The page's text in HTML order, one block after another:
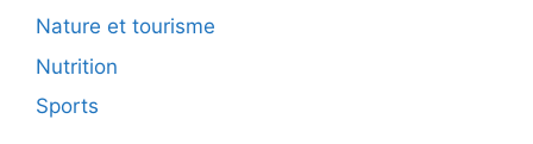
Nature et tourisme
Nutrition
Sports